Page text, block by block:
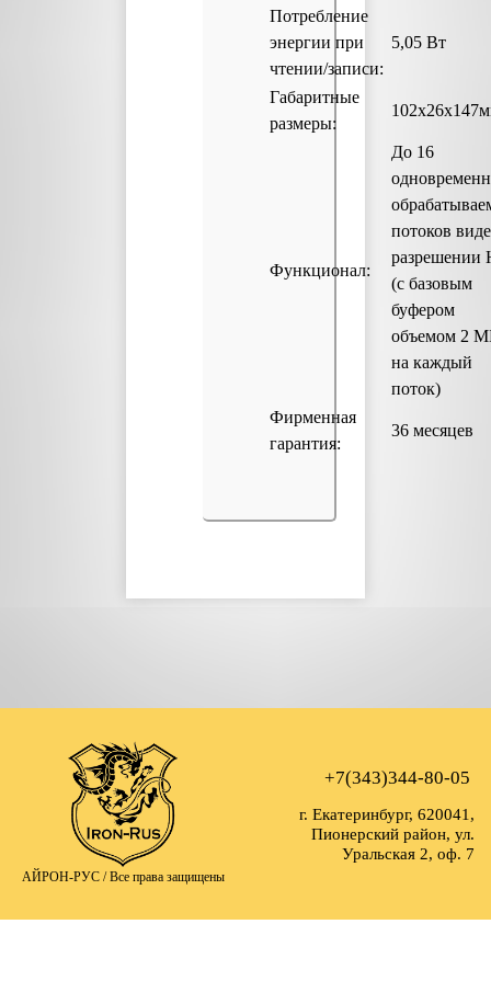
Потребление
энергии при
чтении/записи:
5,05 Вт
Габаритные
размеры:
Функционал:
До 16
потоков
разрешении
(с базовым
буфером
объемом 2
на каждый
поток)
Фирменная
гарантия:
36 месяцев
АЙРОН-РУС /Все права защищены
+7(343)344-80-05
г. Екатеринбург, 620041,
Пионерский район, ул.
Уральская 2, оф. 7